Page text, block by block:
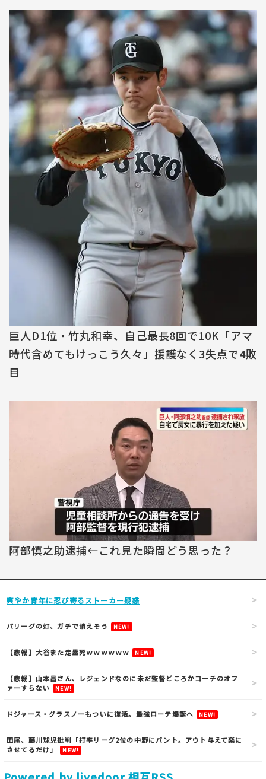
巨人D1位・竹丸和幸、自己最長8回で10K「アマ
時代含めてもけっこう久々」援護なく3失点で4敗
目
阿部慎之助逮捕←これ見た瞬間どう思った？
爽やか青年に忍び寄るストーカー疑惑
パリーグの灯、ガチで消えそう NEW!
【悲報】大谷また走塁死ｗｗｗｗｗｗ NEW!
【悲報】山本昌さん、レジェンドなのに未だ監督どころかコーチのオフ
ァーすらない
NEW!
ドジャース・グラスノーもついに復活。最強ローテ爆誕へ NEW!
田尾、藤川球児批判「打率リーグ2位の中野にバント。アウト与えて楽に
させてるだけ」
NEW!